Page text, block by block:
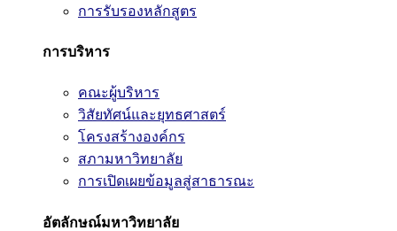
การรับรองหลักสูตร
การบริหาร
คณะผู้บริหาร
วิสัยทัศน์และยุทธศาสตร์
โครงสร้างองค์กร
สภามหาวิทยาลัย
การเปิดเผยข้อมูลสู่สาธารณะ
อัตลักษณ์มหาวิทยาลัย